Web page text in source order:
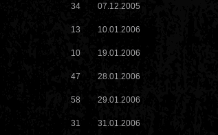
34 07.12.2005
13 10.01.2006
10 19.01.2006
47 28.01.2006
58 29.01.2006
31 31.01.2006